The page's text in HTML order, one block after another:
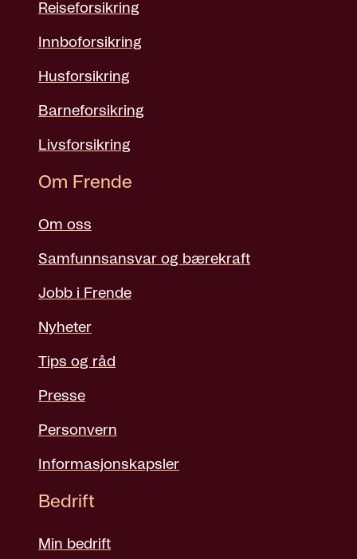
Reiseforsikring
Innboforsikring
Husforsikring
Barneforsikring
Livsforsikring
Om Frende
Om oss
Samfunnsansvar og bærekraft
Jobb i Frende
Nyheter
Tips og råd
Presse
Personvern
Informasjonskapsler
Bedrift
Min bedrift